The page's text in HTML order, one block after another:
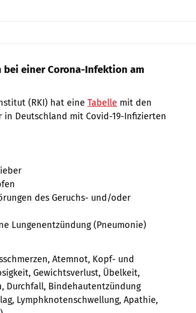
bei einer Corona-Infektion am
(RKI) hat eine Tabelle mit den
in Deutschland mit Covid-19-Infizierten
des Geruchs- und/oder
Lungenentzündung (Pneumonie)
Atemnot, Kopf- und
Gewichtsverlust, Übelkeit,
Durchfall, Bindehautentzündung
Lymphknotenschwellung, Apathie,